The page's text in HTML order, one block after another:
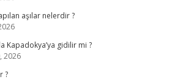
aşılar nelerdir ?
Kapadokya’ya gidilir mi ?
2026
?